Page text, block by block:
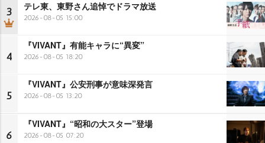
3 テレ東、東野さん追悼でドラマ放送
2026-08-05 15:00
4
『VIVANT』有能キャラに“異変”
2026-08-05 18:20
5
『VIVANT』公安刑事が意味深発言
2026-08-05 13:20
6
『VIVANT』“昭和の大スター”登場
2026-08-05 07:20